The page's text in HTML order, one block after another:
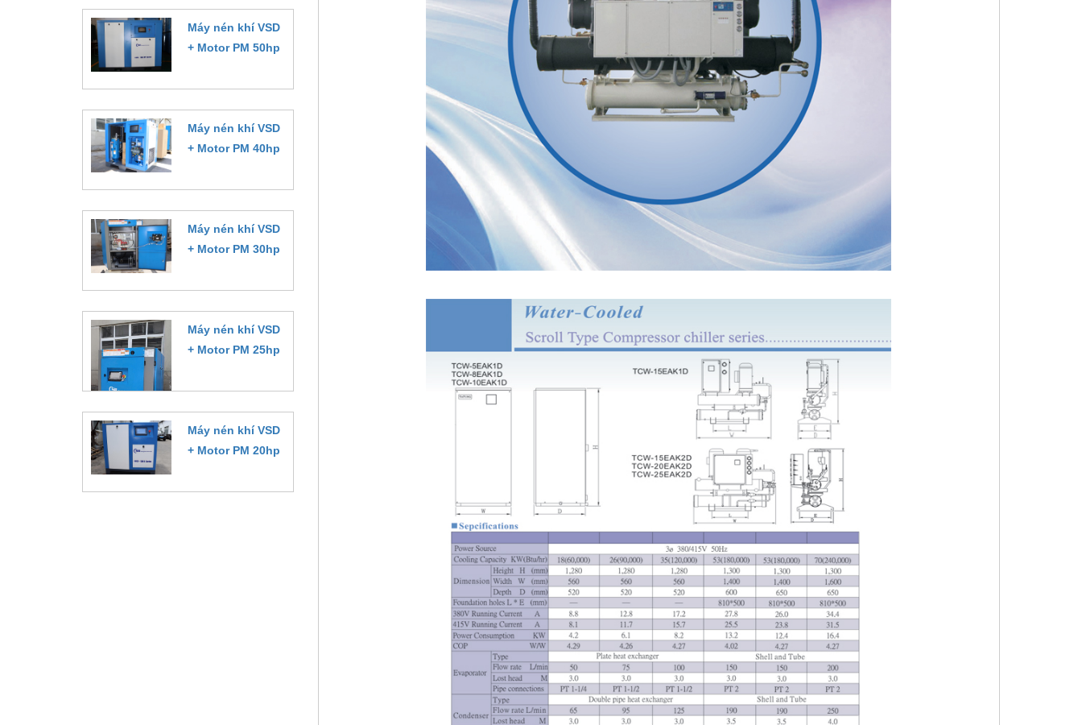
Máy nén khí VSD
+ Motor PM 50hp
Máy nén khí VSD
+ Motor PM 40hp
Máy nén khí VSD
+ Motor PM 30hp
Máy nén khí VSD
+ Motor PM 25hp
Máy nén khí VSD
+ Motor PM 20hp